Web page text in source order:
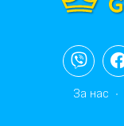
За нас